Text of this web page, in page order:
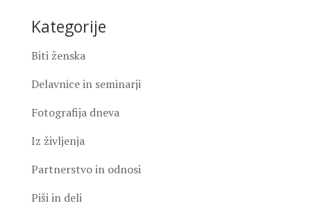
Kategorije
Biti ženska
Delavnice in seminarji
Fotografija dneva
Iz življenja
Partnerstvo in odnosi
Piši in deli